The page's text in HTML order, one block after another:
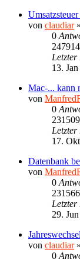
von claudiar»
0
247914
13.
Mac-... kann
von
0
231509
17.
Datenbank
von
0
231566
29.
Jahreswechsel
von claudiar»
0